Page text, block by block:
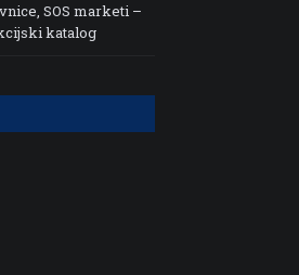
SOS marketi –
katalog